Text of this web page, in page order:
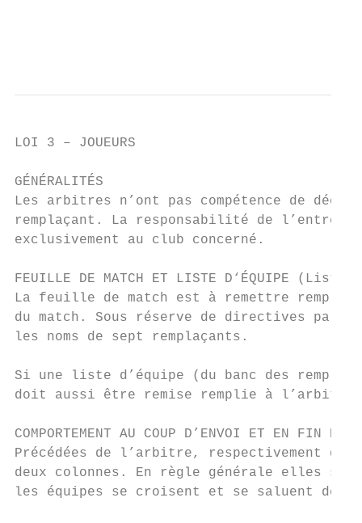
LOI 3 – JOUEURS
GÉNÉRALITÉS
Les arbitres n’ont pas compétence de
remplaçant. La responsabilité de l’entrée
exclusivement au club concerné.
FEUILLE DE MATCH ET LISTE D‘ÉQUIPE
La feuille de match est à remettre
du match. Sous réserve de directives
les noms de sept remplaçants.
Si une liste d’équipe (du banc des
doit aussi être remise remplie à l’arbitre
COMPORTEMENT AU COUP D’ENVOI ET EN FIN DE
Précédées de l’arbitre, respectivement
deux colonnes. En règle générale elles
les équipes se croisent et se saluent de